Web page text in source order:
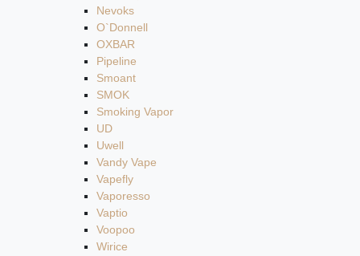
Nevoks
O`Donnell
OXBAR
Pipeline
Smoant
SMOK
Smoking Vapor
UD
Uwell
Vandy Vape
Vapefly
Vaporesso
Vaptio
Voopoo
Wirice